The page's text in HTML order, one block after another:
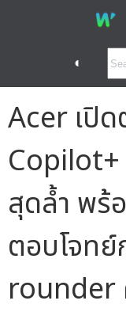
◐
Acer เปิ
Copilot+
สุดล้ำ พร้
ตอบโจทย์
rounder